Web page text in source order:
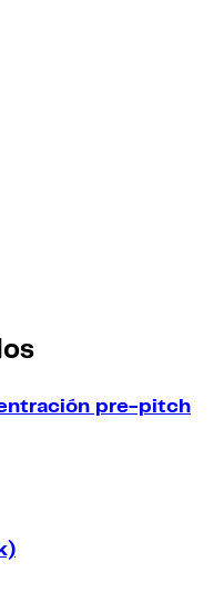
pre-pitch